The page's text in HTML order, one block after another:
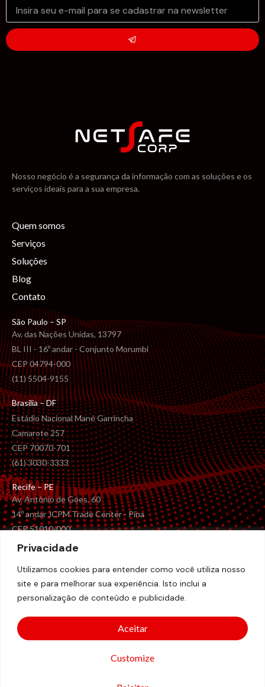
Privacidade
Utilizamos cookies para entender como você utiliza nosso
site e para melhorar sua experiência. Isto inclui a
personalização de conteúdo e publicidade.
Customize
Aceitar
Nosso negócio é a segurança da informação com as soluções e os
serviços ideais para a sua empresa.
Quem somos
Serviços
Soluções
Blog
Contato
São Paulo – SP
Av. das Nações Unidas, 13797
BL III - 16º andar - Conjunto Morumbi
CEP 04794-000
(11) 5504-9155
Brasília – DF
Estádio Nacional Mané Garrincha
Camarote 257
CEP 70070-701
(61) 3030-3333
Recife – PE
Av. Antônio de Goes, 60
14º andar JCPM Trade Center - Pina
CEP 51010-000
(81) 2122-3029
NSC – Central de Atendimento
0800-056-2514
+ 55 11 4020-2491
Política de Privacidade